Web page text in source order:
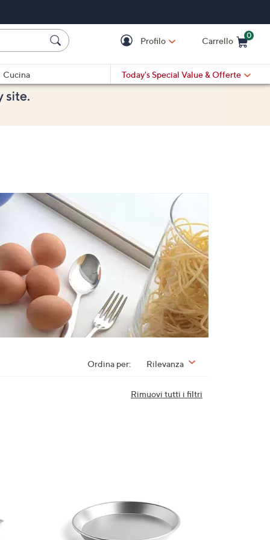
Profilo Carrello
0
Cucina
Today's Special Value & Offerte
Ordina per: Rilevanza
Rimuovi tutti i filtri